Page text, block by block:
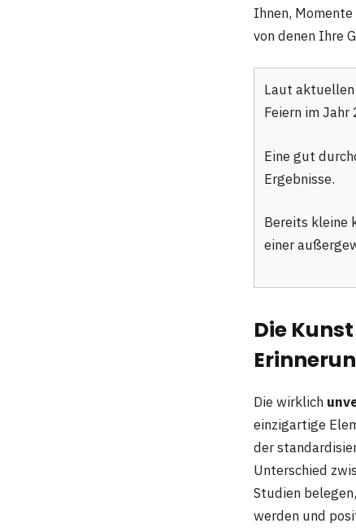
Ihnen,
von denen Ihre
Laut aktuellen
Feiern im Jahr
Eine gut
Ergebnisse.
Bereits kleine
einer
Die
Die wirklich
einzigartige
der
Unterschied
Studien
werden und